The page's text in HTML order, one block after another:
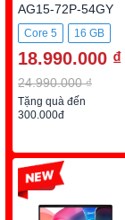
AG15-72P-54GY
Core 5
16 GB
512GB SSD
18.990.000 ₫
24.990.000 ₫
Tặng quà đến
300.000đ
-22%